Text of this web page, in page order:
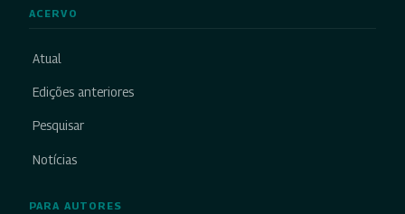
ACERVO
Atual
Edições anteriores
Pesquisar
Notícias
PARA AUTORES